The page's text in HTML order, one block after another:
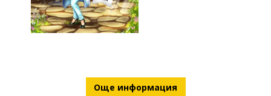
Още информация